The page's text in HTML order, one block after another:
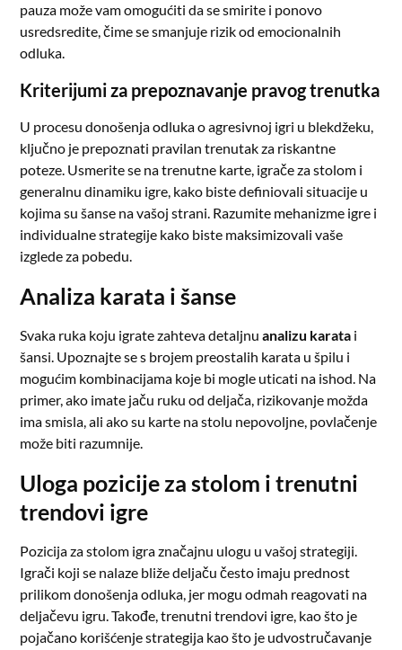
pauza može vam omogućiti da se smirite i ponovo
usredsredite, čime se smanjuje rizik od emocionalnih
odluka.
Kriterijumi za prepoznavanje pravog trenutka
U procesu donošenja odluka o agresivnoj igri u blekdžeku,
ključno je prepoznati pravilan trenutak za riskantne
poteze. Usmerite se na trenutne karte, igrače za stolom i
generalnu dinamiku igre, kako biste definiovali situacije u
kojima su šanse na vašoj strani. Razumite mehanizme igre i
individualne strategije kako biste maksimizovali vaše
izglede za pobedu.
Analiza karata i šanse
Svaka ruka koju igrate zahteva detaljnuanalizu karata i
šansi. Upoznajte se s brojem preostalih karata u špilu i
mogućim kombinacijama koje bi mogle uticati na ishod. Na
primer, ako imate jaču ruku od deljača, rizikovanje možda
ima smisla, ali ako su karte na stolu nepovoljne, povlačenje
može biti razumnije.
Uloga pozicije za stolom i trenutni
trendovi igre
Pozicija za stolom igra značajnu ulogu u vašoj strategiji.
Igrači koji se nalaze bliže deljaču često imaju prednost
prilikom donošenja odluka, jer mogu odmah reagovati na
deljačevu igru. Takođe, trenutni trendovi igre, kao što je
pojačano korišćenje strategija kao što je udvostručavanje